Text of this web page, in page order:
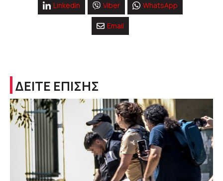
Linkedin Viber WhatsApp
Email
ΔΕΙΤΕ ΕΠΙΣΗΣ